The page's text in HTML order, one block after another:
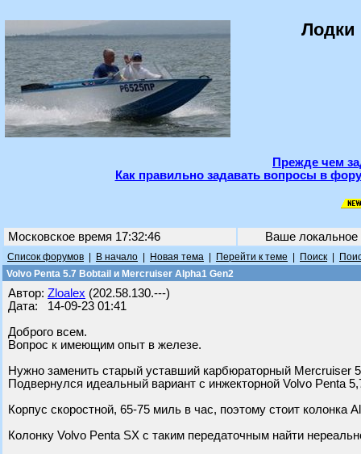
Лодки
Прежде чем
Как правильно задавать вопросы в
Московское время 17:32:46 Ваше
Список форумов В начало Новая тема Перейти к теме Поиск
Volvo Penta 5.7 Bobtail и Mercruiser Alpha1 Gen2
Автор: Zloalex (202.58.130.---)
Дата: 14-09-23 01:41
Доброго всем.
Вопрос к имеющим опыт в железе.
Нужно заменить старый уставший карбюраторный Mercruiser
Подвернулся идеальный вариант с инжекторной Volvo Penta
Корпус скоростной, 65-75 миль в час, поэтому стоит колонка
Колонку Volvo Penta SX с таким передаточным найти